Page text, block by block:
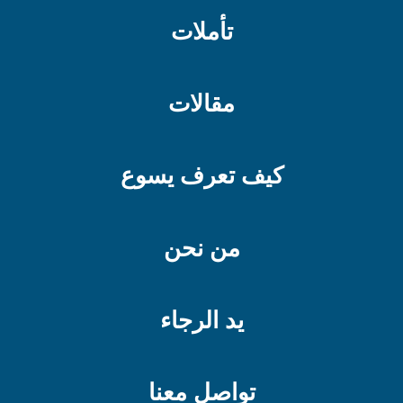
تأملات
مقالات
كيف تعرف يسوع
من نحن
يد الرجاء
تواصل معنا